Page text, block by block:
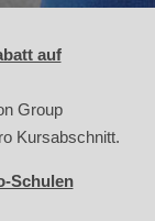
auf
Group
Kursabschnitt.
Schulen